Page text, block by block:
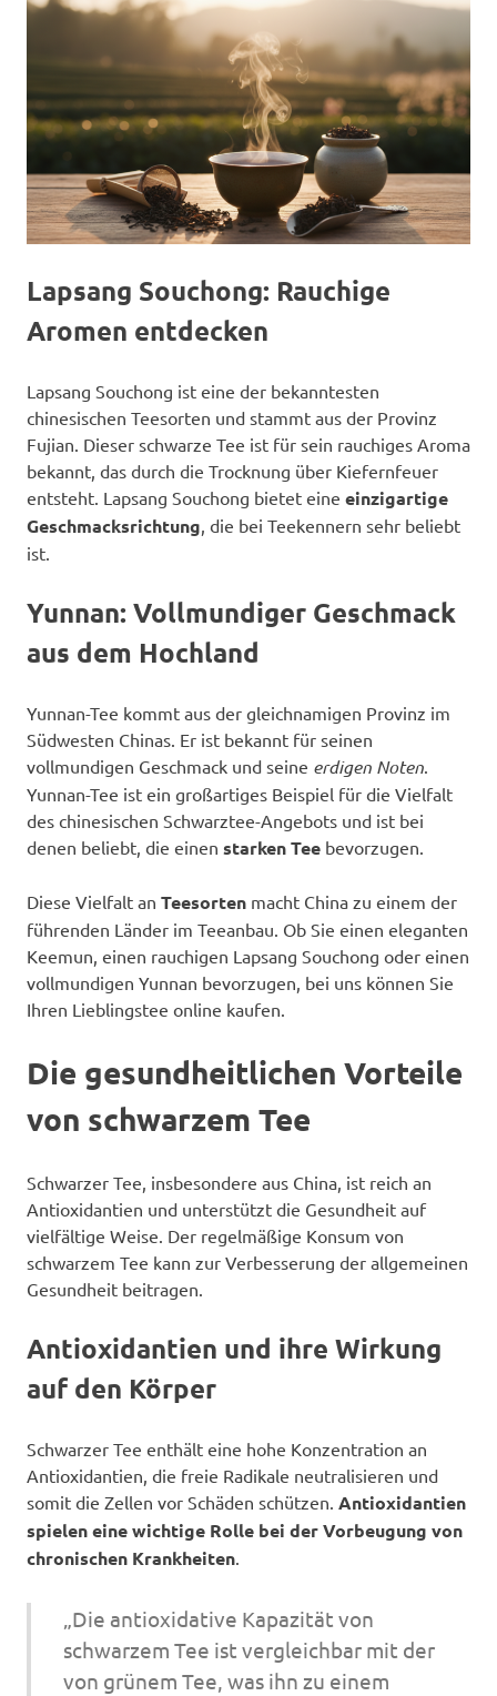
Lapsang Souchong: Rauchige
Aromen entdecken
Lapsang Souchong ist eine der bekanntesten
chinesischen Teesorten und stammt aus der Provinz
Fujian. Dieser schwarze Tee ist für sein rauchiges Aroma
bekannt, das durch die Trocknung über Kiefernfeuer
entsteht. Lapsang Souchong bietet eine einzigartige
Geschmacksrichtung , die bei Teekennern sehr beliebt
ist.
Yunnan: Vollmundiger Geschmack
aus dem Hochland
Yunnan-Tee kommt aus der gleichnamigen Provinz im
Südwesten Chinas. Er ist bekannt für seinen
vollmundigen Geschmack und seine erdigen Noten
Yunnan-Tee ist ein großartiges Beispiel für die Vielfalt
des chinesischen Schwarztee-Angebots und ist bei
denen beliebt, die einen starken Tee bevorzugen.
Diese Vielfalt an Teesorten macht China zu einem der
führenden Länder im Teeanbau. Ob Sie einen eleganten
Keemun, einen rauchigen Lapsang Souchong oder einen
vollmundigen Yunnan bevorzugen, bei uns können Sie
Ihren Lieblingstee online kaufen.
Die gesundheitlichen Vorteile
von schwarzem Tee
Schwarzer Tee, insbesondere aus China, ist reich an
Antioxidantien und unterstützt die Gesundheit auf
vielfältige Weise. Der regelmäßige Konsum von
schwarzem Tee kann zur Verbesserung der allgemeinen
Gesundheit beitragen.
Antioxidantien und ihre Wirkung
auf den Körper
Schwarzer Tee enthält eine hohe Konzentration an
Antioxidantien, die freie Radikale neutralisieren und
somit die Zellen vor Schäden schützen. Antioxidantien
spielen eine wichtige Rolle bei der Vorbeugung von
chronischen Krankheiten
„Die antioxidative Kapazität von
schwarzem Tee ist vergleichbar mit der
von grünem Tee, was ihn zu einem